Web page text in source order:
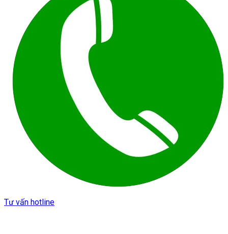
Tư vấn hotline